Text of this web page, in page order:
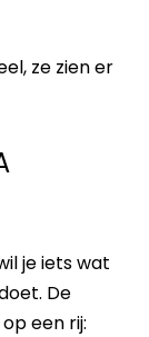
ze zien er
je iets wat
De
een rij: